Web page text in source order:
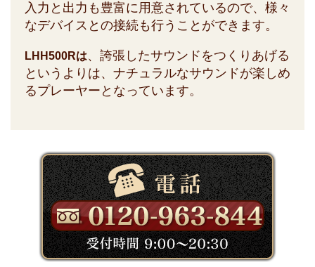
入力と出力も豊富に用意されているので、様々
なデバイスとの接続も行うことができます。
LHH500Rは、誇張したサウンドをつくりあげる
というよりは、ナチュラルなサウンドが楽しめ
るプレーヤーとなっています。